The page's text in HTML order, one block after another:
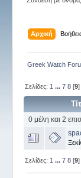
Αρχική
Greek Watch
Σελίδες: 1 ... 7 8[9]
0 μέλη και 2
Σελίδες: 1 ... 7 8[9]